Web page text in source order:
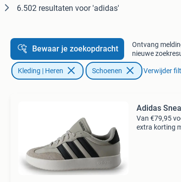
6.502 resultaten voor 'adidas'
Bewaar je zoekopdracht
Ontvang
nieuwe
Kleding | Heren Schoenen Verwijder
Adidas
Van €79,95
extra korting